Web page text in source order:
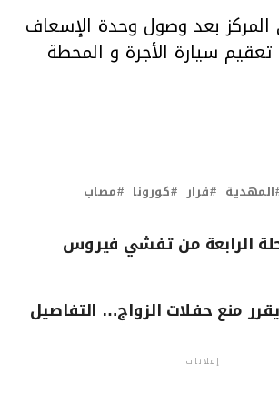
المركز بعد وصول وحدة الإسعاف
سيارة الأجرة و المحطة
المهدية فرار كورونا مصاب
الرابعة من تفشي فيروس
منع حفلات الزواج… التفاصيل
إعلانات